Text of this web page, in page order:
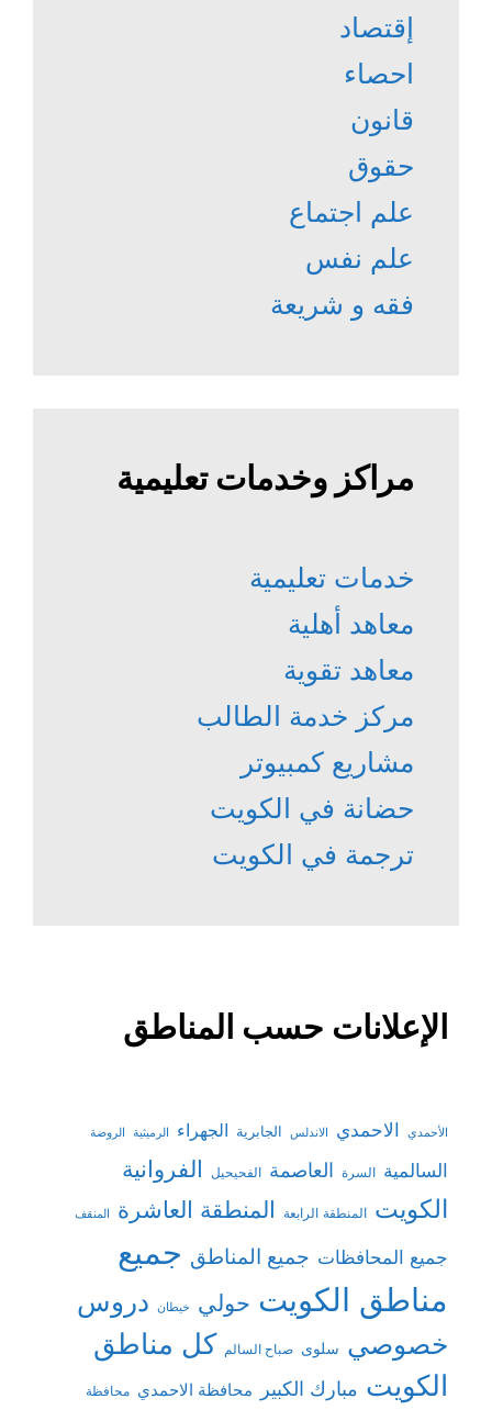
إقتصاد
احصاء
قانون
حقوق
علم اجتماع
علم نفس
فقه و شريعة
مراكز وخدمات تعليمية
خدمات تعليمية
معاهد أهلية
معاهد تقوية
مركز خدمة الطالب
مشاريع كمبيوتر
حضانة في الكويت
ترجمة في الكويت
الإعلانات حسب المناطق
الأحمدي الاحمدي الاندلس الجابرية الجهراء الرميثية الروضة
السالمية السرة العاصمة الفحيحيل الفروانية
الكويت المنطقة الرابعة المنطقة العاشرة المنقف
جميع المحافظات جميع المناطق جميع
مناطق الكويت حولي خيطان دروس
خصوصي سلوى صباح السالم كل مناطق
الكويت مبارك الكبير محافظة الاحمدي محافظة